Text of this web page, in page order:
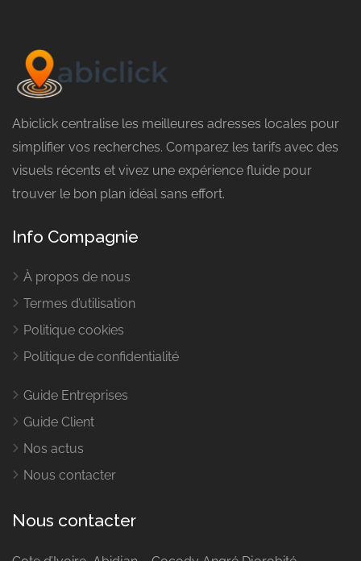
Abiclick centralise les meilleures adresses locales pour
simplifier vos recherches. Comparez les tarifs avec des
visuels récents et vivez une expérience fluide pour
trouver le bon plan idéal sans effort.
Info Compagnie
À propos de nous
Termes d’utilisation
Politique cookies
Politique de confidentialité
Guide Entreprises
Guide Client
Nos actus
Nous contacter
Nous contacter